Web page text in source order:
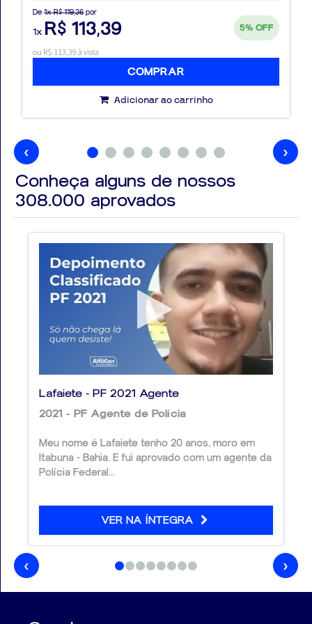
resgate disponível na obra.
Conteúdos Contemplados
Conhecimentos Básicos
Noções de Direitos Humanos
Noções de Informática
Conhecimentos Jurídicos
Noções de Direito Administrativo
Noções de Direito Constitucional
Noções de Direito Penal
Noções de Direito Processual Penal
Legislação Aplicada
Conteúdo Online
Ao adquirir esta obra, você também terá acesso ao
Curso Online
Noções de Direito Penal
Importante: fique atento ao código de resgate
disponível no material para liberar seu acesso ao
conteúdo online.
De 1x R$ 119,36 por
1x R$ 113,39 5% OFF
ou R$ 113,39 à vista
COMPRAR
Adicionar ao carrinho
‹
›
Conheça alguns de nossos
308.000 aprovados
Lafaiete - PF 2021 Agente
2021 - PF Agente de Polícia
Meu nome é Lafaiete tenho 20 anos, moro em
Itabuna - Bahia. E fui aprovado com um agente da
Polícia Federal...
VER NA ÍNTEGRA
‹ ›